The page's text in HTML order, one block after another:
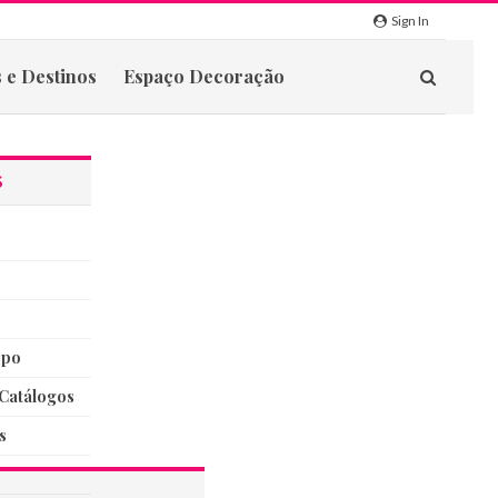
Sign In
e Destinos Espaço Decoração